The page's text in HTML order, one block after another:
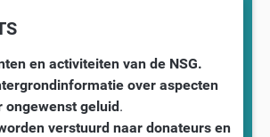
en activiteiten van de NSG.
over aspecten
ongewenst geluid.
verstuurd naar donateurs en